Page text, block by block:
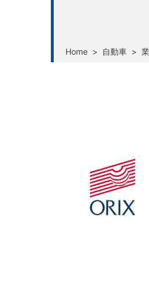
Home > 自動車 >